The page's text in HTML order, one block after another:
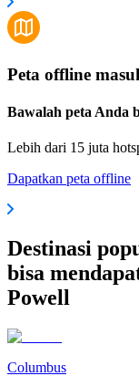
Peta offline
Bawalah peta Anda
Lebih dari 15 juta
Dapatkan peta offline
Destinasi
bisa
Powell
Columbus